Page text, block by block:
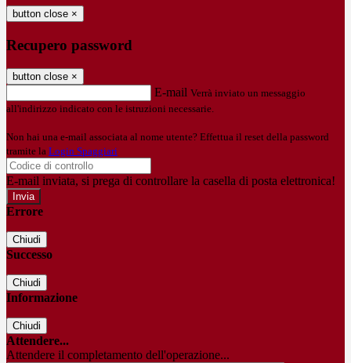
button close ×
Recupero password
button close ×
E-mail Verrà inviato un messaggio
all'indirizzo indicato con le istruzioni necessarie.
Non hai una e-mail associata al nome utente? Effettua il reset della password
tramite la Login Spaggiari
E-mail inviata, si prega di controllare la casella di posta elettronica!
Errore
Chiudi
Successo
Chiudi
Informazione
Chiudi
Attendere...
Attendere il completamento dell'operazione...